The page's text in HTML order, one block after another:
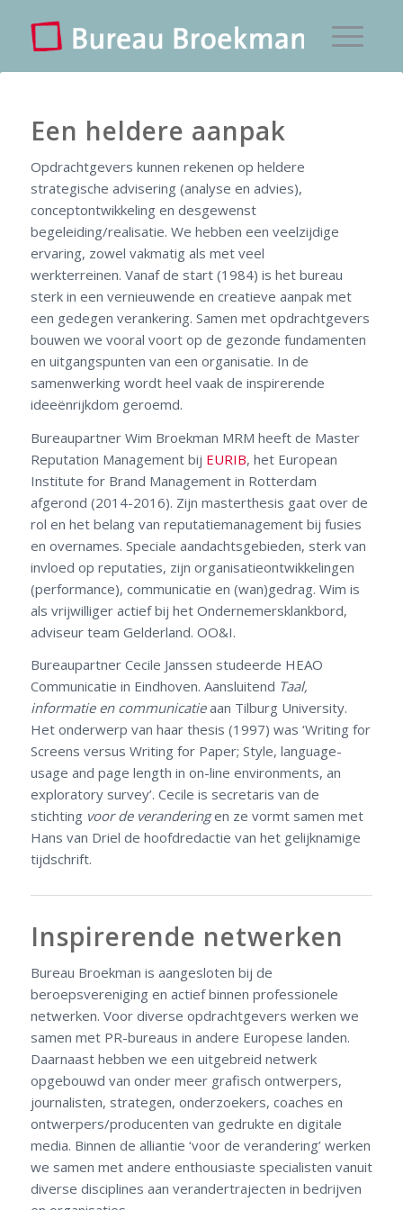
Een heldere aanpak
Opdrachtgevers kunnen rekenen op heldere
strategische advisering (analyse en advies),
conceptontwikkeling en desgewenst
begeleiding/realisatie. We hebben een veelzijdige
ervaring, zowel vakmatig als met veel
werkterreinen. Vanaf de start (1984) is het bureau
sterk in een vernieuwende en creatieve aanpak met
een gedegen verankering. Samen met opdrachtgevers
bouwen we vooral voort op de gezonde fundamenten
en uitgangspunten van een organisatie. In de
samenwerking wordt heel vaak de inspirerende
ideeënrijkdom geroemd.
Bureaupartner Wim Broekman MRM heeft de Master
Reputation Management bij EURIB, het European
Institute for Brand Management in Rotterdam
afgerond (2014-2016). Zijn masterthesis gaat over de
rol en het belang van reputatiemanagement bij fusies
en overnames. Speciale aandachtsgebieden, sterk van
invloed op reputaties, zijn organisatieontwikkelingen
(performance), communicatie en (wan)gedrag. Wim is
als vrijwilliger actief bij het Ondernemersklankbord,
adviseur team Gelderland. OO&I.
Bureaupartner Cecile Janssen studeerde HEAO
Communicatie in Eindhoven. Aansluitend Taal,
informatie en communicatieaan Tilburg University.
Het onderwerp van haar thesis (1997) was ‘Writing for
Screens versus Writing for Paper; Style, language-
usage and page length in on-line environments, an
exploratory survey’. Cecile is secretaris van de
stichting voor de veranderingen ze vormt samen met
Hans van Driel de hoofdredactie van het gelijknamige
tijdschrift.
Inspirerende netwerken
Bureau Broekman is aangesloten bij de
beroepsvereniging en actief binnen professionele
netwerken. Voor diverse opdrachtgevers werken we
samen met PR-bureaus in andere Europese landen.
Daarnaast hebben we een uitgebreid netwerk
opgebouwd van onder meer grafisch ontwerpers,
journalisten, strategen, onderzoekers, coaches en
ontwerpers/producenten van gedrukte en digitale
media. Binnen de alliantie ‘voor de verandering’ werken
we samen met andere enthousiaste specialisten vanuit
diverse disciplines aan verandertrajecten in bedrijven